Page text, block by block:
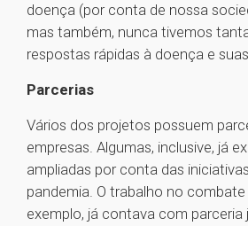
doença (por conta de nossa
mas também, nunca tivemos
respostas rápidas à doença e
Parcerias
Vários dos projetos possuem
empresas. Algumas, inclusive, já
ampliadas por conta das
pandemia. O trabalho no
exemplo, já contava com